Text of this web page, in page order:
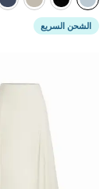
الشحن السريع